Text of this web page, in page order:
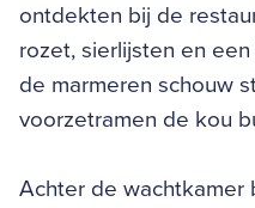
ontdekten bij de
rozet, sierlijsten en
de marmeren schouw
voorzetramen de kou
Achter de wachtkamer